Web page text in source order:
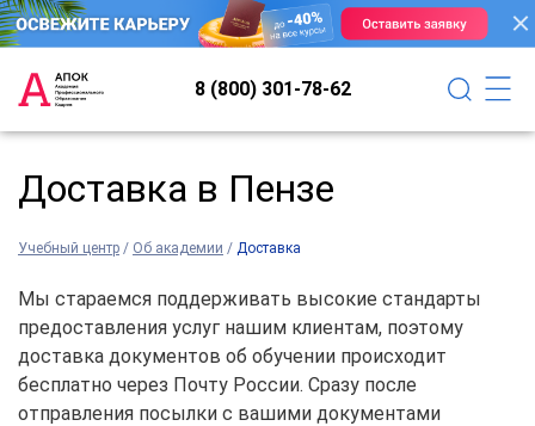
8 (800) 301-78-62
Доставка в Пензе
Учебный центр / Об академии / Доставка
Мы стараемся поддерживать высокие стандарты
предоставления услуг нашим клиентам, поэтому
доставка документов об обучении происходит
бесплатно через Почту России. Сразу после
отправления посылки с вашими документами